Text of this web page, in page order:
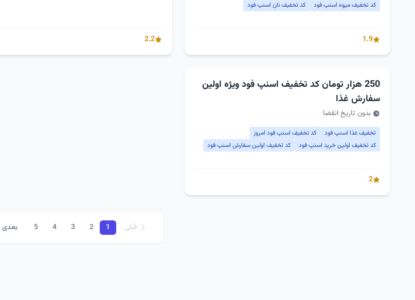
کد تخفیف میوه اسنپ فود
کد تخفیف نان اسنپ فود
1.9
2.2
250 هزار تومان کد تخفیف اسنپ فود ویژه اولین
سفارش غذا
بدون تاریخ انقضا
تخفیف غذا اسنپ فود
کد تخفیف اسنپ فود امروز
کد تخفیف اولین خرید اسنپ فود
کد تخفیف اولین سفارش اسنپ فود
2
قبلی 1
2
3
4
5 بعدی